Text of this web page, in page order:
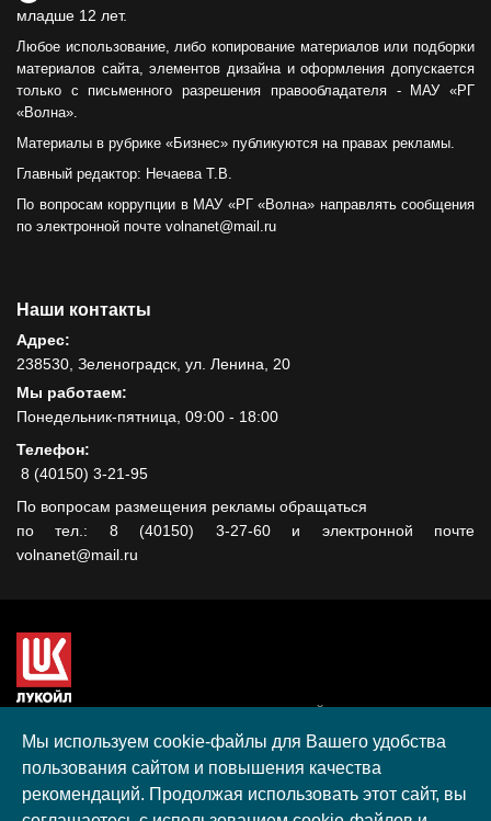
младше 12 лет.
Любое использование, либо копирование материалов или подборки
материалов сайта, элементов дизайна и оформления допускается
только с письменного разрешения правообладателя - МАУ «РГ
«Волна».
Материалы в рубрике «Бизнес» публикуются на правах рекламы.
Главный редактор: Нечаева Т.В.
По вопросам коррупции в МАУ «РГ «Волна» направлять сообщения
по электронной почте volnanet@mail.ru
Наши контакты
Адрес:
238530, Зеленоградск, ул. Ленина, 20
Мы работаем:
Понедельник-пятница, 09:00 - 18:00
Телефон:
8 (40150) 3-21-95
По вопросам размещения рекламы обращаться
по тел.: 8 (40150) 3-27-60 и электронной почте
volnanet@mail.ru
гранта, полученного в рамках XIII Конкурса социальных и
культурных проектов ПАО "ЛУКОЙЛ" на территории
Калининградской области в 2020 году
Согласие на обработку персональных данных
Мы используем cookie-файлы для Вашего удобства
пользования сайтом и повышения качества
рекомендаций. Продолжая использовать этот сайт, вы